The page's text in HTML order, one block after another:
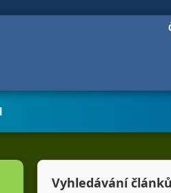
Vyhledávání článků